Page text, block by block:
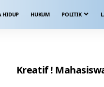
HIDUP HUKUM POLITIK
Kreatif !